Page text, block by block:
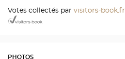
Votes collectés par visitors-book.fr
PHOTOS